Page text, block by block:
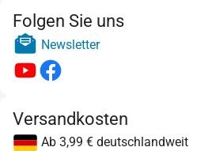
Folgen Sie uns
Newsletter
Versandkosten
Ab 3,99 € deutschlandweit